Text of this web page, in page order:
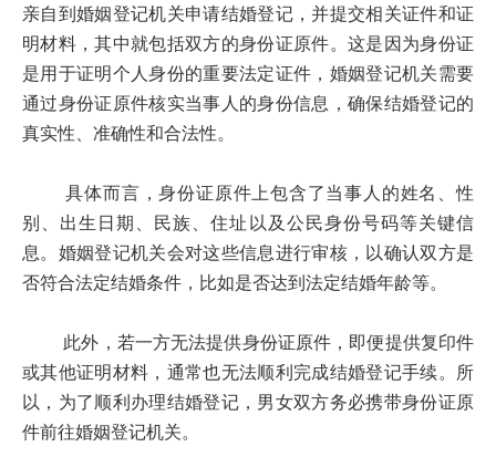
亲自到婚姻登记机关申请结婚登记，并提交相关证件和证
明材料，其中就包括双方的身份证原件。这是因为身份证
是用于证明个人身份的重要法定证件，婚姻登记机关需要
通过身份证原件核实当事人的身份信息，确保结婚登记的
真实性、准确性和合法性。
具体而言，身份证原件上包含了当事人的姓名、性
别、出生日期、民族、住址以及公民身份号码等关键信
息。婚姻登记机关会对这些信息进行审核，以确认双方是
否符合法定结婚条件，比如是否达到法定结婚年龄等。
此外，若一方无法提供身份证原件，即便提供复印件
或其他证明材料，通常也无法顺利完成结婚登记手续。所
以，为了顺利办理结婚登记，男女双方务必携带身份证原
件前往婚姻登记机关。